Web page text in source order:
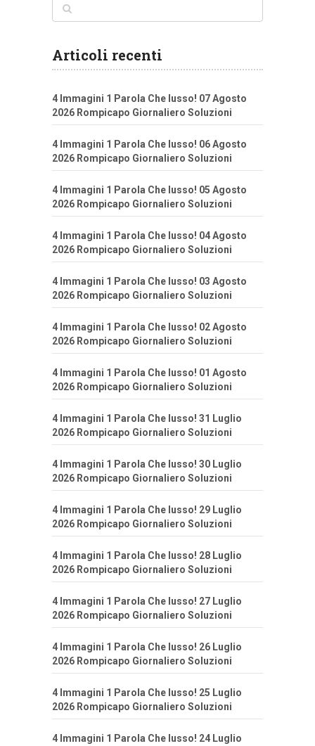
Articoli recenti
4 Immagini 1 Parola Che lusso! 07 Agosto
2026 Rompicapo Giornaliero Soluzioni
4 Immagini 1 Parola Che lusso! 06 Agosto
2026 Rompicapo Giornaliero Soluzioni
4 Immagini 1 Parola Che lusso! 05 Agosto
2026 Rompicapo Giornaliero Soluzioni
4 Immagini 1 Parola Che lusso! 04 Agosto
2026 Rompicapo Giornaliero Soluzioni
4 Immagini 1 Parola Che lusso! 03 Agosto
2026 Rompicapo Giornaliero Soluzioni
4 Immagini 1 Parola Che lusso! 02 Agosto
2026 Rompicapo Giornaliero Soluzioni
4 Immagini 1 Parola Che lusso! 01 Agosto
2026 Rompicapo Giornaliero Soluzioni
4 Immagini 1 Parola Che lusso! 31 Luglio
2026 Rompicapo Giornaliero Soluzioni
4 Immagini 1 Parola Che lusso! 30 Luglio
2026 Rompicapo Giornaliero Soluzioni
4 Immagini 1 Parola Che lusso! 29 Luglio
2026 Rompicapo Giornaliero Soluzioni
4 Immagini 1 Parola Che lusso! 28 Luglio
2026 Rompicapo Giornaliero Soluzioni
4 Immagini 1 Parola Che lusso! 27 Luglio
2026 Rompicapo Giornaliero Soluzioni
4 Immagini 1 Parola Che lusso! 26 Luglio
2026 Rompicapo Giornaliero Soluzioni
4 Immagini 1 Parola Che lusso! 25 Luglio
2026 Rompicapo Giornaliero Soluzioni
4 Immagini 1 Parola Che lusso! 24 Luglio